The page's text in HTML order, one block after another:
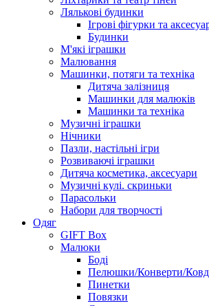
Лялькові будинки
Ігрові фігурки та
Будинки
М'які іграшки
Малювання
Машинки, потяги та техніка
Дитяча залізниця
Машинки для малюків
Машинки та техніка
Музичні іграшки
Нічники
Пазли, настільні ігри
Розвиваючі іграшки
Дитяча косметика, аксесуари
Музичні кулі. скриньки
Парасольки
Набори для творчості
Одяг
GIFT Box
Малюки
Боді
Пелюшки/Конверти/
Пинетки
Повязки